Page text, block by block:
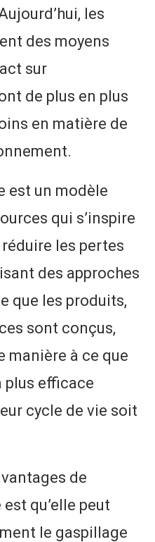
les
des moyens
sur
de plus en plus
en matière de
est un modèle
qui s’inspire
les pertes
des approches
que les produits,
sont conçus,
manière à ce que
efficace
cycle de vie soit
de
qu’elle peut
le gaspillage